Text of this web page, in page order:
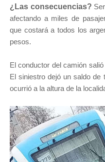
¿Las consecuencias?
afectando a miles de
que costará a todos los
pesos.
El conductor del camión
El siniestro dejó un saldo de
ocurrió a la altura de la